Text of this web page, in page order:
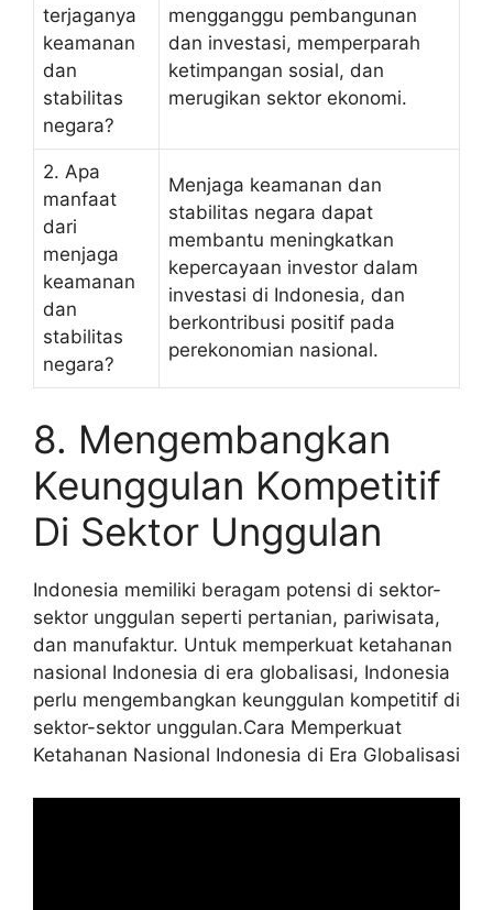
terjaganya
keamanan
dan
stabilitas
negara?
mengganggu pembangunan
dan investasi, memperparah
ketimpangan sosial, dan
merugikan sektor ekonomi.
2. Apa
manfaat
dari
menjaga
keamanan
dan
stabilitas
negara?
Menjaga keamanan dan
stabilitas negara dapat
membantu meningkatkan
kepercayaan investor dalam
investasi di Indonesia, dan
berkontribusi positif pada
perekonomian nasional.
8. Mengembangkan
Keunggulan Kompetitif
Di Sektor Unggulan
Indonesia memiliki beragam potensi di sektor-
sektor unggulan seperti pertanian, pariwisata,
dan manufaktur. Untuk memperkuat ketahanan
nasional Indonesia di era globalisasi, Indonesia
perlu mengembangkan keunggulan kompetitif di
sektor-sektor unggulan.Cara Memperkuat
Ketahanan Nasional Indonesia di Era Globalisasi